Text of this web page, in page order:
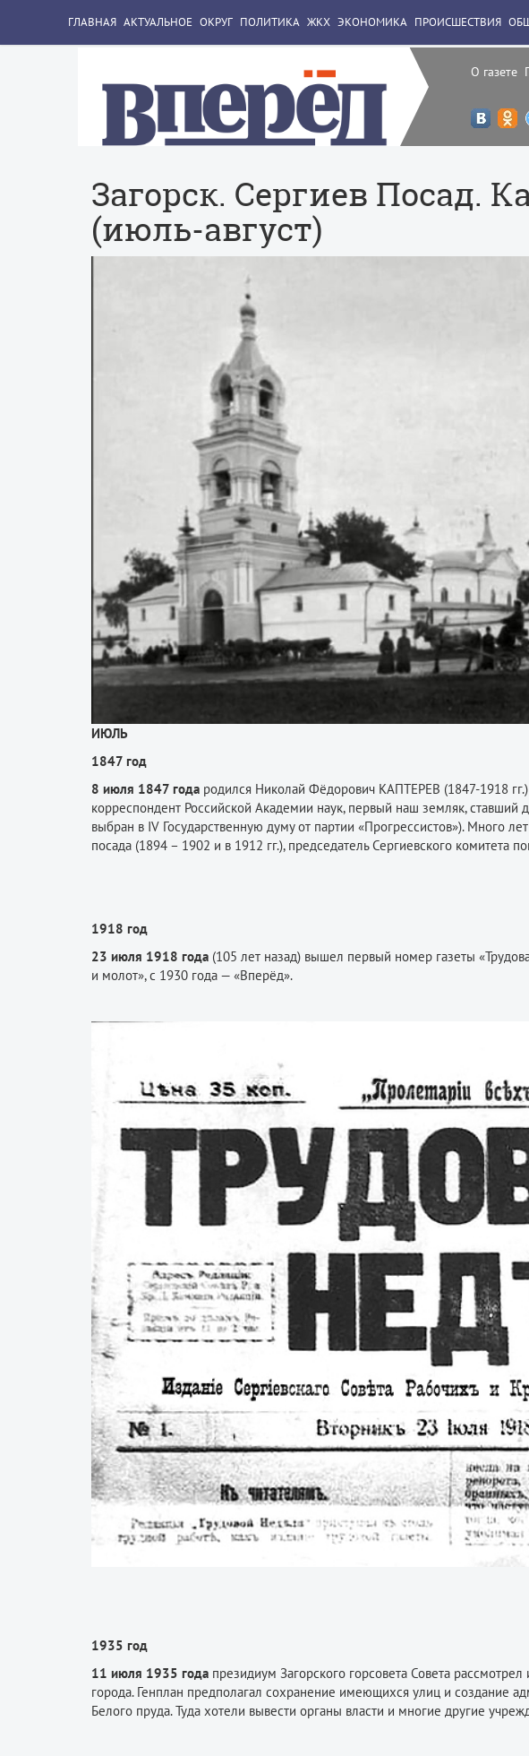
О газете
ГЛАВНАЯ АКТУАЛЬНОЕ ОКРУГ ПОЛИТИКА ЖКХ ЭКОНОМИКА ПРОИСШЕСТВИЯ
Загорск. Сергиев Посад.
(июль-август)
ИЮЛЬ
1847 год
8 июля 1847 года родился Николай Фёдорович КАПТЕРЕВ (1847-1918
корреспондент Российской Академии наук, первый наш земляк, ставший
выбран в IV Государственную думу от партии «Прогрессистов»). Много
посада (1894 – 1902 и в 1912 гг.), председатель Сергиевского
1918 год
23 июля 1918 года (105 лет назад) вышел первый номер газеты
и молот», с 1930 года — «Вперёд».
1935 год
11 июля 1935 года президиум Загорского горсовета Совета
города. Генплан предполагал сохранение имеющихся улиц и создание
Белого пруда. Туда хотели вывести органы власти и многие другие